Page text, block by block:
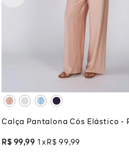
M
ADICIONAR À
Calça Pantalona Cós Elástico -
R$ 99,99 1 R$ 99 ,99